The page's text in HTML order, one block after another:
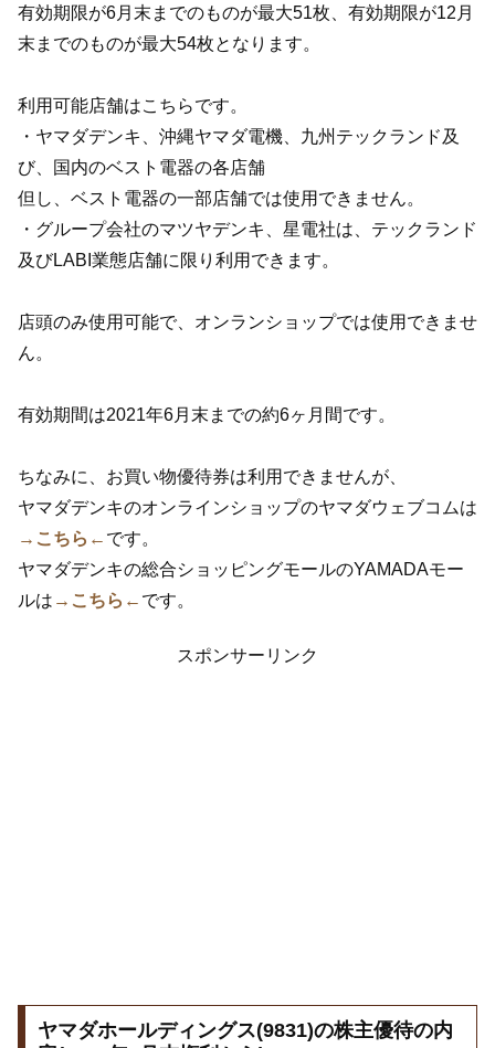
有効期限が6月末までのものが最大51枚、有効期限が12月
末までのものが最大54枚となります。
利用可能店舗はこちらです。
・ヤマダデンキ、沖縄ヤマダ電機、九州テックランド及
び、国内のベスト電器の各店舗
但し、ベスト電器の一部店舗では使用できません。
・グループ会社のマツヤデンキ、星電社は、テックランド
及びLABI業態店舗に限り利用できます。
店頭のみ使用可能で、オンランショップでは使用できませ
ん。
有効期間は2021年6月末までの約6ヶ月間です。
ちなみに、お買い物優待券は利用できませんが、
ヤマダデンキのオンラインショップのヤマダウェブコムは
→こちら← です。
ヤマダデンキの総合ショッピングモールのYAMADAモー
ルは →こちら← です。
スポンサーリンク
ヤマダホールディングス(9831)の株主優待の内